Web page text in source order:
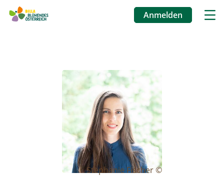
zum
Inhalt
Anmelden
Image
Stephanie Fischer ©